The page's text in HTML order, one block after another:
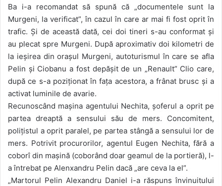
Ba i-a recomandat să spună că „documentele sunt la
Murgeni, la verificat”, în cazul în care ar mai fi fost oprit în
trafic. Și de această dată, cei doi tineri s-au conformat și
au plecat spre Murgeni. După aproximativ doi kilometri de
la ieșirea din orașul Murgeni, autoturismul în care se afla
Pelin și Ciobanu a fost depășit de un „Renault” Clio care,
după ce s-a poziționat în fața acestora, a frânat brusc și a
activat luminile de avarie.
Recunoscând mașina agentului Nechita, șoferul a oprit pe
partea dreaptă a sensului său de mers. Concomitent,
polițistul a oprit paralel, pe partea stângă a sensului lor de
mers. Potrivit procurorilor, agentul Eugen Nechita, fără a
coborî din mașină (coborând doar geamul de la portieră), l-
a întrebat pe Alenxandru Pelin dacă „are ceva la el”.
„Martorul Pelin Alexandru Daniel i-a răspuns învinuitului